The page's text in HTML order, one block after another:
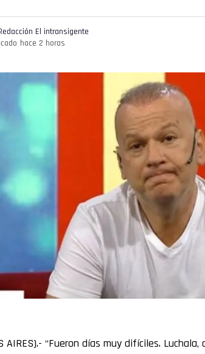
El intransigente
hace 2 horas
AIRES).- “Fueron días muy difíciles.